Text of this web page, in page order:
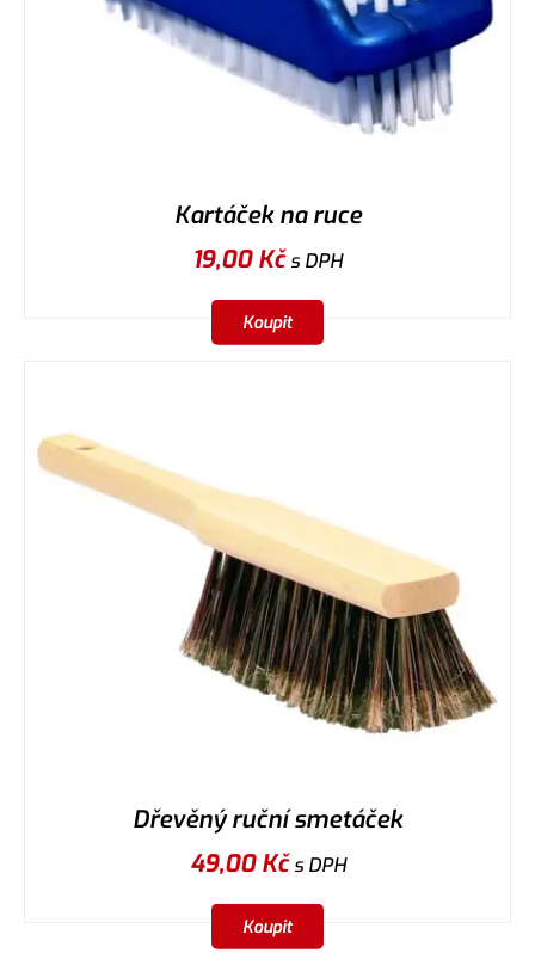
Kartáček na ruce
19,00Kčs DPH
Koupit
Dřevěný ruční smetáček
49,00Kčs DPH
Koupit